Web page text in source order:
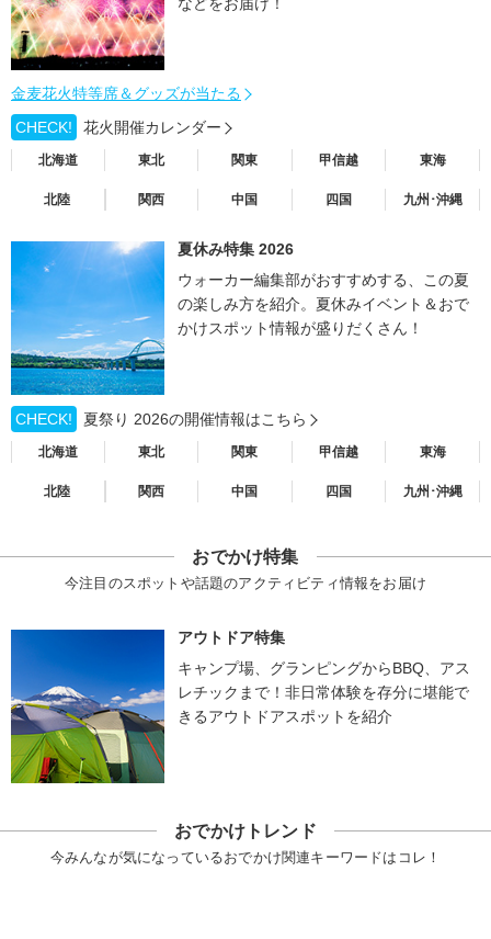
金麦花火特等席＆グッズが当たる
CHECK!
花火開催カレンダー
北海道 東北 関東 甲信越 東海
北陸 関西 中国 四国 九州･沖縄
夏休み特集 2026
ウォーカー編集部がおすすめする、この夏
の楽しみ方を紹介。夏休みイベント＆おで
かけスポット情報が盛りだくさん！
CHECK! 夏祭り 2026の開催情報はこちら
北海道 東北 関東 甲信越 東海
北陸 関西 中国 四国 九州･沖縄
おでかけ特集
今注目のスポットや話題のアクティビティ情報をお届け
アウトドア特集
キャンプ場、グランピングからBBQ、アス
レチックまで！非日常体験を存分に堪能で
きるアウトドアスポットを紹介
おでかけトレンド
今みんなが気になっているおでかけ関連キーワードはコレ！